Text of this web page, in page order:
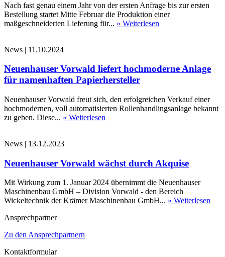
Nach fast genau einem Jahr von der ersten Anfrage bis zur ersten
Bestellung startet Mitte Februar die Produktion einer
maßgeschneiderten Lieferung für... » Weiterlesen
News | 11.10.2024
Neuenhauser Vorwald liefert hochmoderne Anlage
für namenhaften Papierhersteller
Neuenhauser Vorwald freut sich, den erfolgreichen Verkauf einer
hochmodernen, voll automatisierten Rollenhandlingsanlage bekannt
zu geben. Diese... » Weiterlesen
News | 13.12.2023
Neuenhauser Vorwald wächst durch Akquise
Mit Wirkung zum 1. Januar 2024 übernimmt die Neuenhauser
Maschinenbau GmbH – Division Vorwald - den Bereich
Wickeltechnik der Krämer Maschinenbau GmbH... » Weiterlesen
Ansprechpartner
Zu den Ansprechpartnern
Kontaktformular